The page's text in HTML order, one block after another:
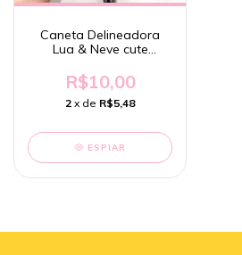
Caneta Delineadora
Lua & Neve cute
R$10,00
2 x de R$5,48
ESPIAR